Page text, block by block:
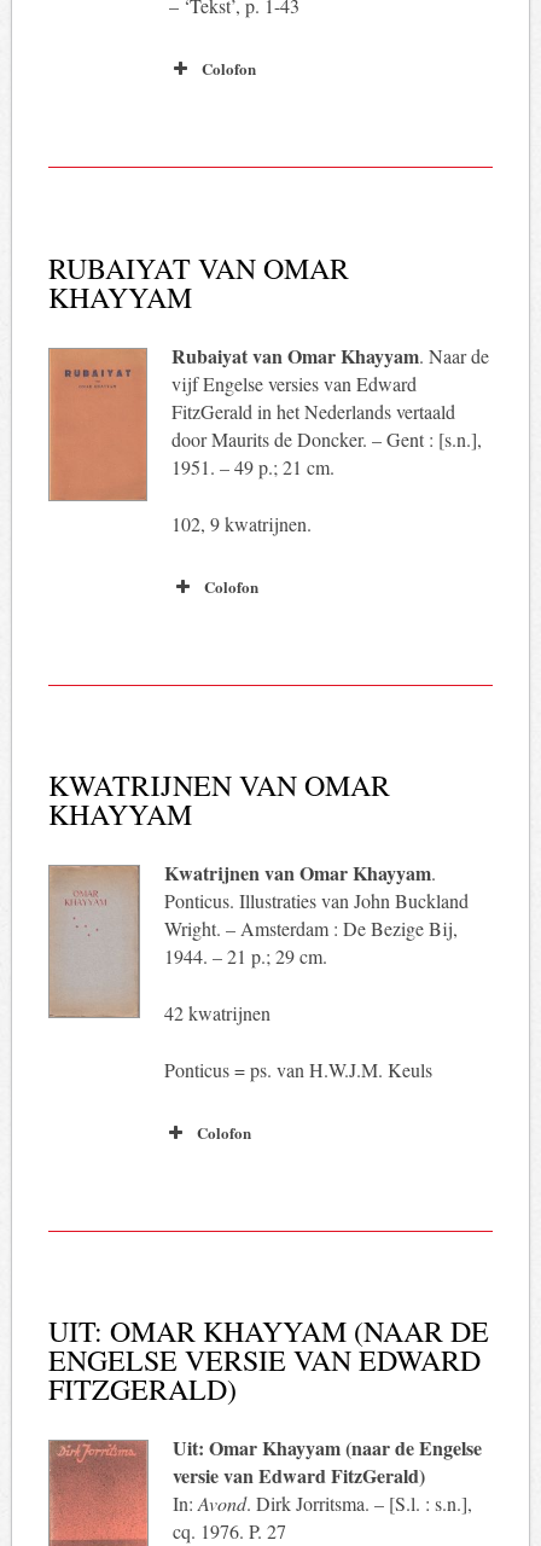
– ‘Tekst’, p. 1-43
Colofon
RUBAIYAT VAN OMAR
KHAYYAM
Rubaiyat van Omar Khayyam. Naar de
vijf Engelse versies van Edward
FitzGerald in het Nederlands vertaald
door Maurits de Doncker. – Gent : [s.n.],
1951. – 49 p.; 21 cm.
102, 9 kwatrijnen.
Colofon
KWATRIJNEN VAN OMAR
KHAYYAM
Kwatrijnen van Omar Khayyam.
Ponticus. Illustraties van John Buckland
Wright. – Amsterdam : De Bezige Bij,
1944. – 21 p.; 29 cm.
42 kwatrijnen
Ponticus = ps. van H.W.J.M. Keuls
Colofon
UIT: OMAR KHAYYAM (NAAR DE
ENGELSE VERSIE VAN EDWARD
FITZGERALD)
Uit: Omar Khayyam (naar de Engelse
versie van Edward FitzGerald)
In:Avond. Dirk Jorritsma. – [S.l. : s.n.],
cq. 1976. P. 27